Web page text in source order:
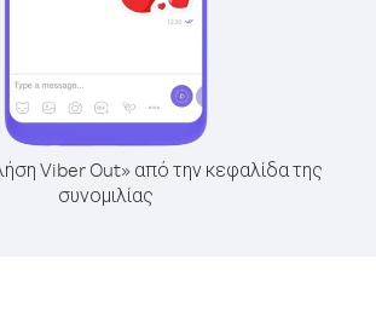
Viber Out» από την κεφαλίδα της
συνομιλίας